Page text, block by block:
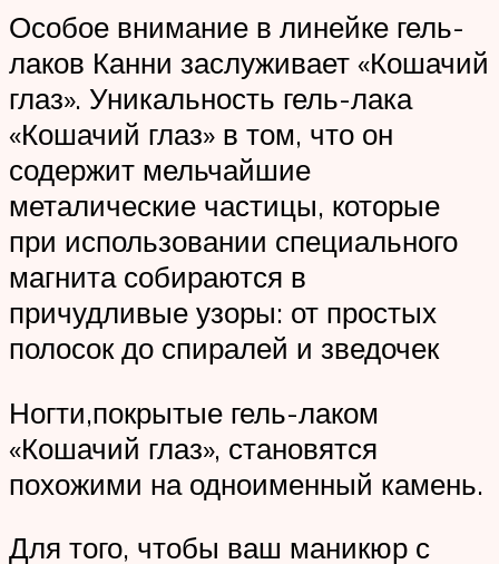
Особое внимание в линейке гель-
лаков Канни заслуживает «Кошачий
глаз». Уникальность гель-лака
«Кошачий глаз» в том, что он
содержит мельчайшие
металические частицы, которые
при использовании специального
магнита собираются в
причудливые узоры: от простых
полосок до спиралей и зведочек
Ногти,покрытые гель-лаком
«Кошачий глаз», становятся
похожими на одноименный камень.
Для того, чтобы ваш маникюр с